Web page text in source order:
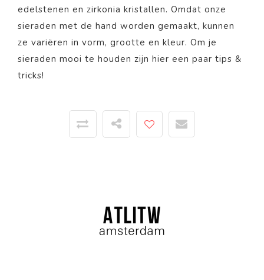
edelstenen en zirkonia kristallen. Omdat onze
sieraden met de hand worden gemaakt, kunnen
ze variëren in vorm, grootte en kleur. Om je
sieraden mooi te houden zijn hier een paar tips &
tricks!